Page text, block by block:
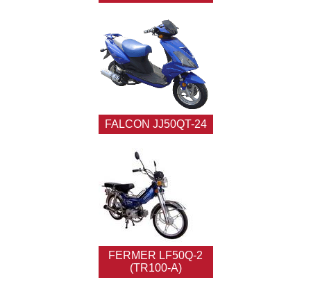
FALCON JJ50QT-24
FERMER LF50Q-2
(TR100-A)